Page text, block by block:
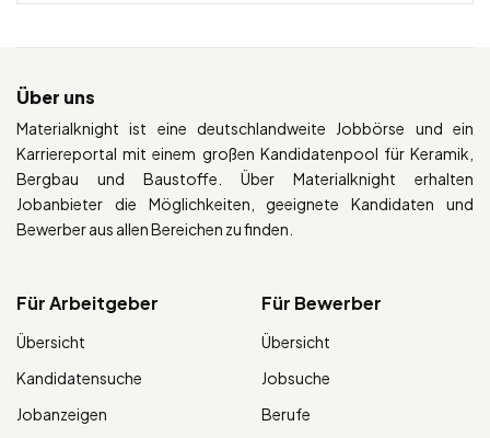
Über uns
Materialknight ist eine deutschlandweite Jobbörse und ein
Karriereportal mit einem großen Kandidatenpool für Keramik,
Bergbau und Baustoffe. Über Materialknight erhalten
Jobanbieter die Möglichkeiten, geeignete Kandidaten und
Bewerber aus allen Bereichen zu finden.
Für Arbeitgeber
Übersicht
Kandidatensuche
Jobanzeigen
Für Bewerber
Übersicht
Jobsuche
Berufe